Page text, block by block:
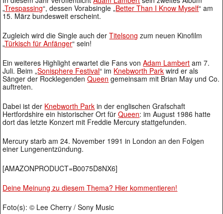
„Trespassing“, dessen Vorabsingle „Better Than I Know Myself“ am
15. März bundesweit erscheint.
Zugleich wird die Single auch derTitelsong zum neuen Kinofilm
„Türkisch für Anfänger“ sein!
Ein weiteres Highlight erwartet die Fans vonAdam Lambert am 7.
Juli. Beim „Sonisphere Festival“ im Knebworth Park wird er als
Sänger der RocklegendenQueen gemeinsam mit Brian May und Co.
auftreten.
Dabei ist der Knebworth Park in der englischen Grafschaft
Hertfordshire ein historischer Ort fürQueen: im August 1986 hatte
dort das letzte Konzert mit Freddie Mercury stattgefunden.
Mercury starb am 24. November 1991 in London an den Folgen
einer Lungenentzündung.
[AMAZONPRODUCT=B0075D8NX6]
Deine Meinung zu diesem Thema? Hier kommentieren!
Foto(s): © Lee Cherry / Sony Music